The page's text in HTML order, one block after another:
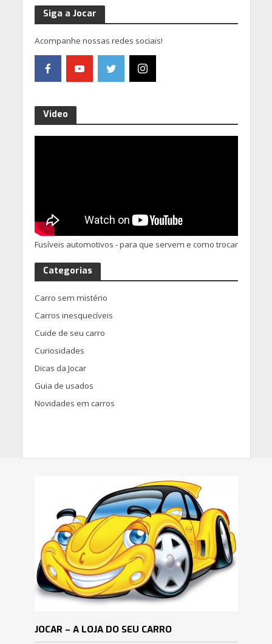
Siga a Jocar
Acompanhe nossas redes sociais!
Video
Fusíveis automotivos - para que servem e como trocar
Categorias
Carro sem mistério
Carros inesquecíveis
Cuide de seu carro
Curiosidades
Dicas da Jocar
Guia de usados
Novidades em carros
JOCAR – A LOJA DO SEU CARRO